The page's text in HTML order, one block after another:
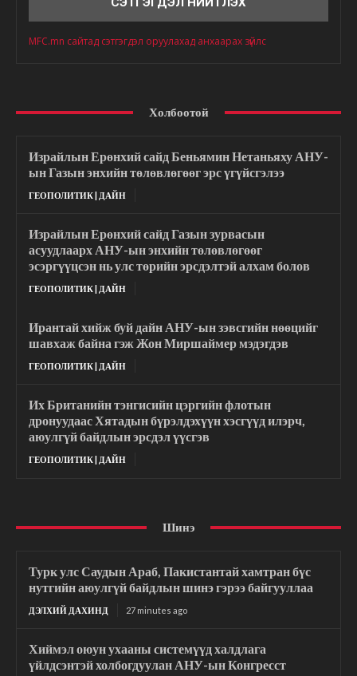
MFC.mn сайтад сэтгэгдэл оруулахад анхаарах зүйлс
Холбоотой
Израйлын Ерөнхий сайд Беньямин Нетаньяху АНУ-
ын Газын энхийн төлөвлөгөөг эрс үгүйсгэлээ
ГЕОПОЛИТИК | ДАЙН
Израйлын Ерөнхий сайд Газын зурвасын
асуудлаарх АНУ-ын энхийн төлөвлөгөөг
эсэргүүцсэн нь улс төрийн эрсдэлтэй алхам болов
ГЕОПОЛИТИК | ДАЙН
Ирантай хийж буй дайн АНУ-ын зэвсгийн нөөцийг
шавхаж байна гэж Жон Миршаймер мэдэгдэв
ГЕОПОЛИТИК | ДАЙН
Их Британийн тэнгисийн цэргийн флотын
дронуудаас Хятадын бүрэлдэхүүн хэсгүүд илэрч,
аюулгүй байдлын эрсдэл үүсгэв
ГЕОПОЛИТИК | ДАЙН
Шинэ
Турк улс Саудын Араб, Пакистантай хамтран бүс
нутгийн аюулгүй байдлын шинэ гэрээ байгууллаа
ДЭЛХИЙ ДАХИНД 27 minutes ago
Хиймэл оюун ухааны системүүд халдлага
үйлдсэнтэй холбогдуулан АНУ-ын Конгресст